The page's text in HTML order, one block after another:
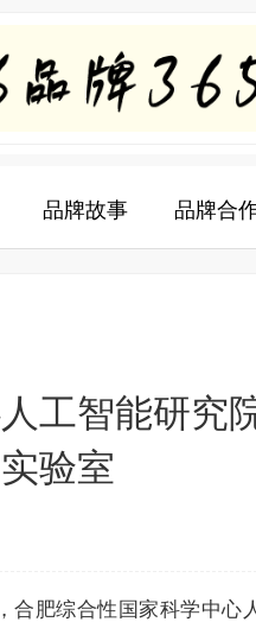
品牌故事 品牌合
工智能研究
验室
肥综合性国家科学中心